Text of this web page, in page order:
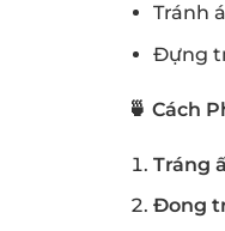
Tránh
Đựng
🍵 Cách
Tráng
Đong